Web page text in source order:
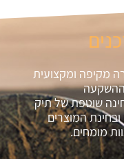
מקיפה ומקצועית
ההשקעה
שוטפת של תיק
ובחינת המוצרים
מומחים.